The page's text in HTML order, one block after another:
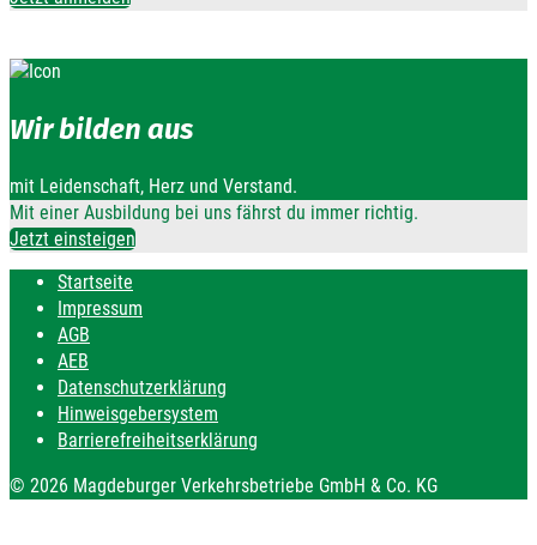
Wir bilden aus
mit Leidenschaft, Herz und Verstand.
Mit einer Ausbildung bei uns fährst du immer richtig.
Jetzt einsteigen
Startseite
Impressum
AGB
AEB
Datenschutzerklärung
Hinweisgebersystem
Barrierefreiheitserklärung
© 2026 Magdeburger Verkehrsbetriebe GmbH & Co. KG